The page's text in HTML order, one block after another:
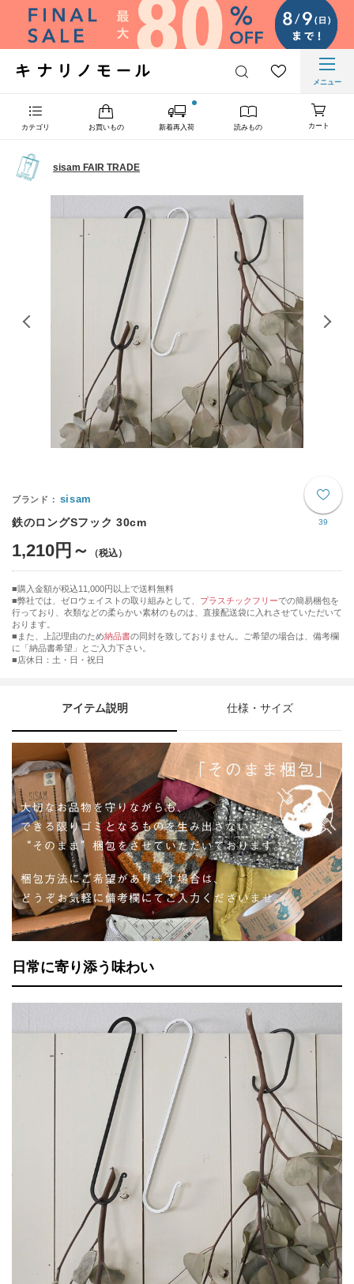
メニュー
カテゴリ お買いもの 新着再入荷 読みもの カート
sisam FAIR TRADE
39
sisam
鉄のロングSフック 30cm
1,210円～
購入金額が税込11,000円以上で送料無料
弊社では、ゼロウェイストの取り組みとして、 プラスチックフリーでの簡易梱包を
行っており、衣類などの柔らかい素材のものは、直接配送袋に入れさせていただいて
おります。
■また、上記理由のため納品書の同封を致しておりません。ご希望の場合は、備考欄
に「納品書希望」とご入力下さい。
■店休日：土・日・祝日
アイテム説明 仕様・サイズ
日常に寄り添う味わい